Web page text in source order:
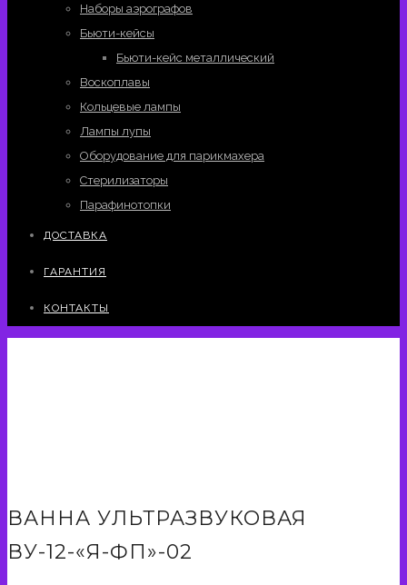
Наборы аэрографов
Бьюти-кейсы
Бьюти-кейс металлический
Воскоплавы
Кольцевые лампы
Лампы лупы
Оборудование для парикмахера
Стерилизаторы
Парафинотопки
ДОСТАВКА
ГАРАНТИЯ
КОНТАКТЫ
ВАННА УЛЬТРАЗВУКОВАЯ
ВУ-12-«Я-ФП»-02